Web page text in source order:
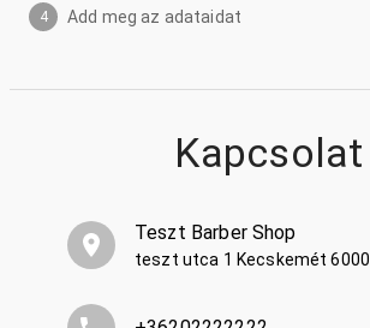
4 Add meg az adataidat
Kapcsolat
Teszt Barber Shop
teszt utca 1 Kecskemét 6000